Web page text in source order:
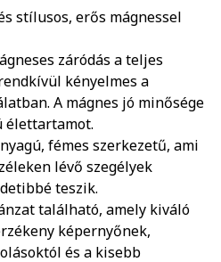
stílusos, erős mágnessel
záródás a teljes
kényelmes a
A mágnes jó minősége
élettartamot.
fémes szerkezetű, ami
lévő szegélyek
teszik.
található, amely kiváló
képernyőnek,
és a kisebb